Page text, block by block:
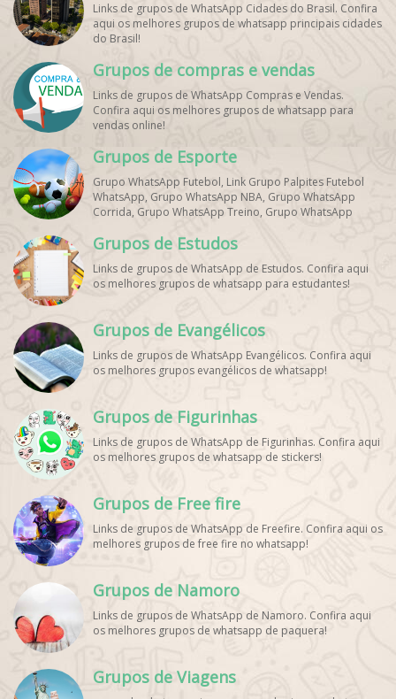
Links de grupos de WhatsApp Cidades do Brasil. Confira
aqui os melhores grupos de whatsapp principais cidades
do Brasil!
Grupos de compras e vendas
Links de grupos de WhatsApp Compras e Vendas.
Confira aqui os melhores grupos de whatsapp para
vendas online!
Grupos de Esporte
Grupo WhatsApp Futebol, Link Grupo Palpites Futebol
WhatsApp, Grupo WhatsApp NBA, Grupo WhatsApp
Corrida, Grupo WhatsApp Treino, Grupo WhatsApp
WhatsApp, Grupo de Torcedores [Nome do Time]
WhatsApp, Link de Grupos de Esporte Grátis, Grupo
WhatsApp Dicas de Treino, Grupo WhatsApp Futebol Ao
Vivo. Grupo WhatsApp Esporte, Grupos de Esporte
WhatsApp Esporte, Grupo WhatsApp Futebol, Link Grupo
Palpites Futebol WhatsApp, Grupo WhatsApp NBA,
Grupos de Estudos
Links de grupos de WhatsApp de Estudos. Confira aqui
os melhores grupos de whatsapp para estudantes!
Grupos de Evangélicos
Links de grupos de WhatsApp Evangélicos. Confira aqui
os melhores grupos evangélicos de whatsapp!
Grupos de Figurinhas
Links de grupos de WhatsApp de Figurinhas. Confira aqui
os melhores grupos de whatsapp de stickers!
Grupos de Free fire
Links de grupos de WhatsApp de Freefire. Confira aqui os
melhores grupos de free fire no whatsapp!
Grupos de Namoro
Links de grupos de WhatsApp de Namoro. Confira aqui
os melhores grupos de whatsapp de paquera!
Grupos de Viagens